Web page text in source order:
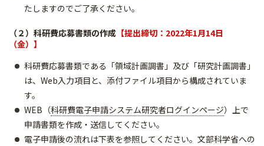
たしますのでご了承ください。
（２）科研費応募書類の作成 【提出締切：2022年1月14日
（金）】
科研費応募書類である「領域計画調書」及び「研究計画調書」
は、Web入力項目と、添付ファイル項目から構成されていま
す。
WEB（科研費電子申請システム研究者ログインページ）上で
申請書類を作成・送信してください。
電子申請後の流れは下表を参照してください。文部科学省への